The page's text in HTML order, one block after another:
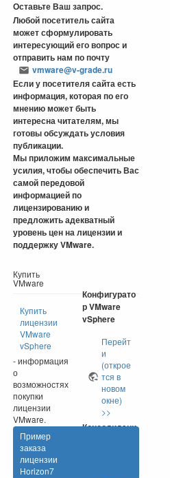
Оставьте Ваш запрос.
Любой посетитель сайта
может сформулировать
интересующий его вопрос и
отправить нам по почту
vmware@v-grade.ru
Если у посетителя сайта есть
информация, которая по его
мнению может быть
интересна читателям, мы
готовы обсуждать условия
публикации.
Мы приложим максимальные
усилия, чтобы обеспечить Вас
самой передовой
информацией по
лицензированию и
предложить адекватный
уровень цен на лицензии и
поддержку VMware.
Конфигурато
р VMware
vSphere
Перейт
и
(открое
тся в
новом
окне)
>>
Консолидаци
Купить
VMware
Купить
лицензии
VMware
vSphere
- информация
о
возможностях
покупки
лицензии
VMware.
Пример
заказа
лицензии
Horizon7